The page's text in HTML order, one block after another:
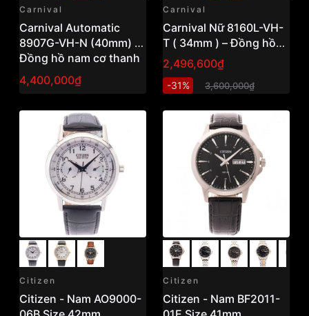
Carnival
Carnival Automatic
8907G-VH-N (40mm) –
Đồng hồ nam cơ thanh
lịch, thiết kế cổ điển dễ
đeo
4,400,000₫
Carnival
Carnival Nữ 8160L-VH-
T ( 34mm ) – Đồng hồ
nữ thanh lịch, thiết kế
tinh tế dễ đeo
2,496,600₫
-31% 3,600,000₫
Citizen
Citizen - Nam AO9000-
Citizen
Citizen - Nam BF2011-